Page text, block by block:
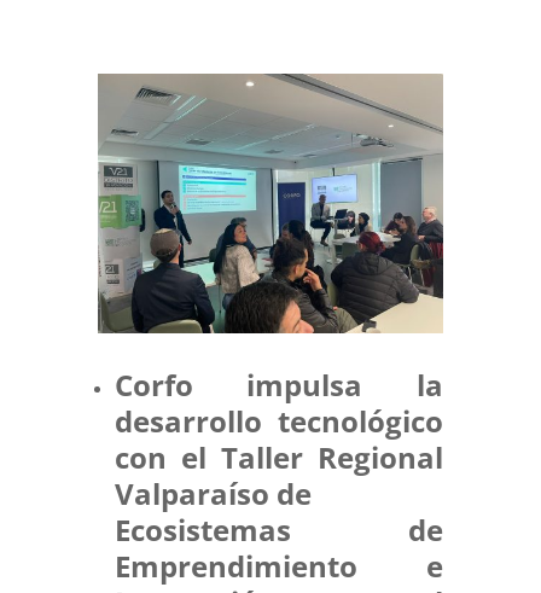
Corfo impulsa la
desarrollo tecnológico
con el Taller Regional
Valparaíso de
Ecosistemas de
Emprendimiento e